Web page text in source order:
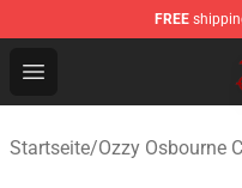
FREE
Open menu
Ozzy Osbourne
Startseite/Ozzy Osbourne